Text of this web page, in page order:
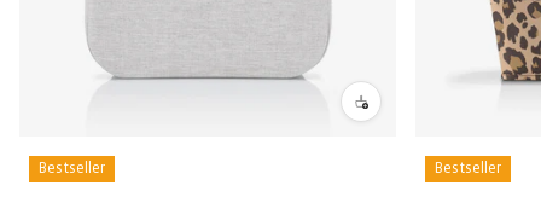
Bestseller Bestseller